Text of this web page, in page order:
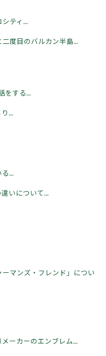
ティ...
二度目のバルカン半島...
をする...
...
...
いについて...
マンズ・フレンド」につい
ーカーのエンブレム...